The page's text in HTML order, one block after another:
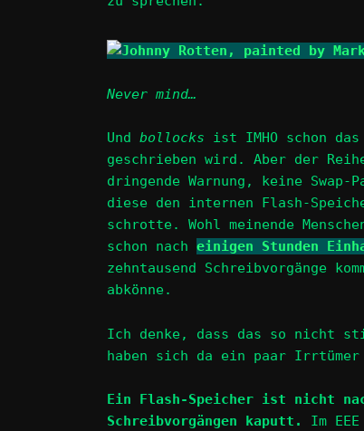
Never mind…
Und bollocks ist IMHO schon
geschrieben wird. Aber der
dringende Warnung, keine
diese den internen Flash-
schrotte. Wohl meinende
schon nach einigen Stunden
zehntausend Schreibvorgänge
abkönne.
Ich denke, dass das so nicht
haben sich da ein paar Irrtümer
Ein Flash-Speicher ist nicht
Schreibvorgängen kaputt.
Im